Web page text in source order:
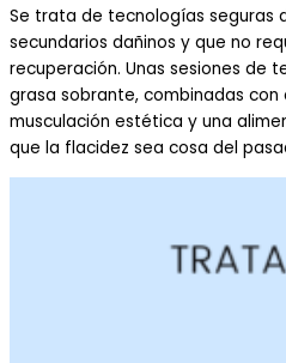
Se trata de tecnologías seguras
secundarios dañinos y que no
recuperación. Unas sesiones de
grasa sobrante, combinadas con
musculación estética y una
que la flacidez sea cosa del